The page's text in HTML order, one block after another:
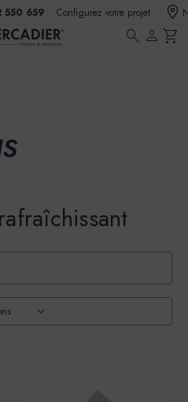
550 659 Configurez votre projet
search person shopping_cart